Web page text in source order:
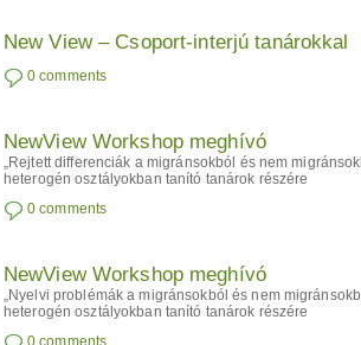
New View – Csoport-interjú tanárokkal
0 comments
NewView Workshop meghívó
„Rejtett differenciák a migránsokból és nem
heterogén osztályokban tanító tanárok részére
0 comments
NewView Workshop meghívó
„Nyelvi problémák a migránsokból és nem
heterogén osztályokban tanító tanárok részére
0 comments